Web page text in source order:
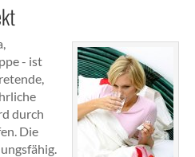
- ist
durch
Die